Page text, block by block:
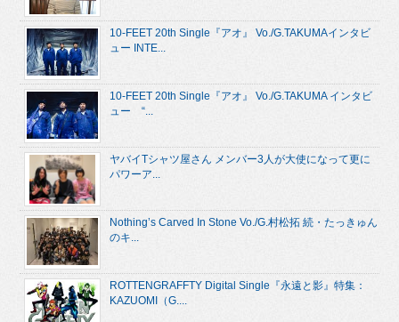
10-FEET 20th Single『アオ』 Vo./G.TAKUMAインタビ
ュー INTE...
10-FEET 20th Single『アオ』 Vo./G.TAKUMA インタビ
ュー “...
ヤバイTシャツ屋さん メンバー3人が大使になって更に
パワーア...
Nothing’s Carved In Stone Vo./G.村松拓 続・たっきゅん
のキ...
ROTTENGRAFFTY Digital Single『永遠と影』特集：
KAZUOMI（G....